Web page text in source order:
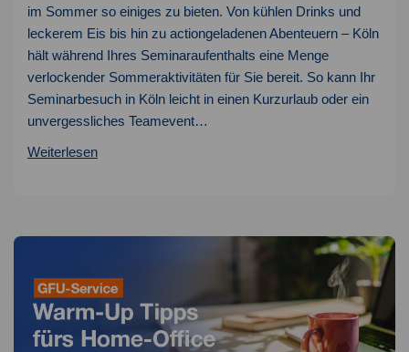
im Sommer so einiges zu bieten. Von kühlen Drinks und
leckerem Eis bis hin zu actiongeladenen Abenteuern – Köln
hält während Ihres Seminaraufenthalts eine Menge
verlockender Sommeraktivitäten für Sie bereit. So kann Ihr
Seminarbesuch in Köln leicht in einen Kurzurlaub oder ein
unvergessliches Teamevent…
WeiterlesenSommeraktivitäten
Umland